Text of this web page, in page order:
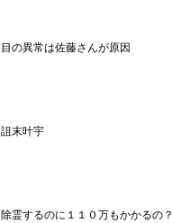
目の異常は佐藤さんが原因
詛末叶宇
除霊するのに１１０万もかかるの？